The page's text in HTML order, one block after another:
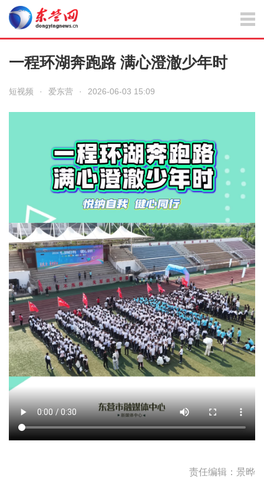
一程环湖奔跑路 满心澄澈少年时
短视频 · 爱东营 · 2026-06-03 15:09
责任编辑：景晔